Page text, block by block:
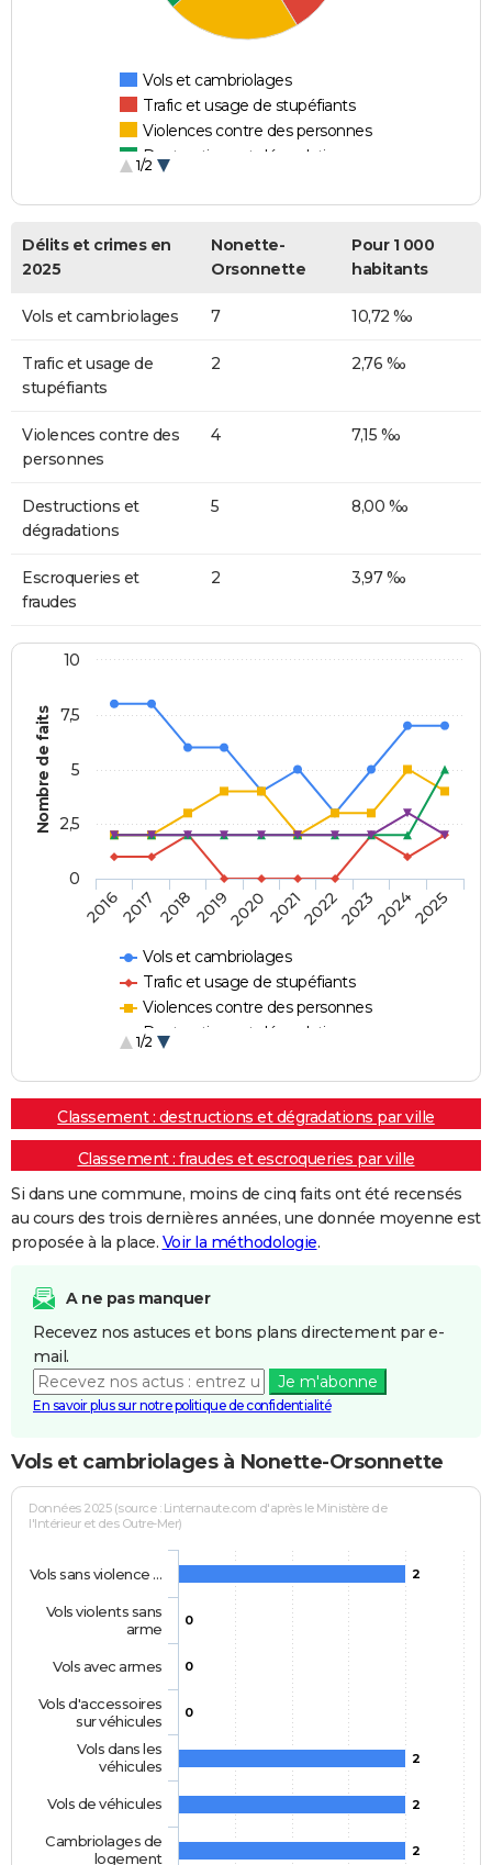
Vols et cambriolages
Trafic et usage de stupéfiants
Violences contre des personnes
Destructions et dégradations
1/2
Délits et crimes en
2025
Nonette-
Orsonnette
Pour 1 000
habitants
Vols et cambriolages 7 10,72 ‰
Trafic et usage de
stupéfiants
2 2,76 ‰
Violences contre des
personnes
4 7,15 ‰
Destructions et
dégradations
5 8,00 ‰
Escroqueries et
fraudes
2 3,97 ‰
Nombre de faits
Vols et cambriolages
Trafic et usage de stupéfiants
Violences contre des personnes
Destructions et dégradations
1/2
20162017 20182019202020212022202320242025
0
2,5
5
7,5
10
Classement : destructions et dégradations par ville
Classement : fraudes et escroqueries par ville
Si dans une commune, moins de cinq faits ont été recensés
au cours des trois dernières années, une donnée moyenne est
proposée à la place. Voir la méthodologie.
A ne pas manquer
Recevez nos astuces et bons plans directement par e-
mail.
Je m'abonne
En savoir plus sur notre politique de confidentialité
Vols et cambriolages à Nonette-Orsonnette
Données 2025 (source : Linternaute.com d'après le Ministère de
l'Intérieur et des Outre-Mer)
2
0
0
0
2
2
2
Vols sans violence …
Vols violents sans
arme
Vols avec armes
Vols d'accessoires
sur véhicules
Vols dans les
véhicules
Vols de véhicules
Cambriolages de
logement